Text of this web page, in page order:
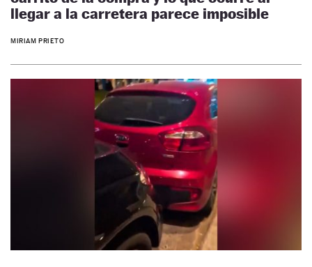
llegar a la carretera parece imposible
MIRIAM PRIETO